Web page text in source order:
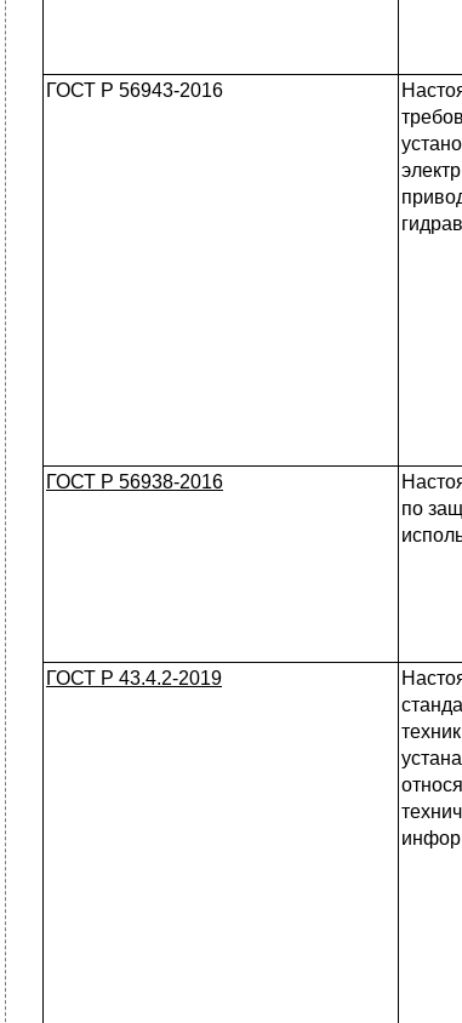
ГОСТ Р 56943-2016
ГОСТ Р 56938-2016
по
ГОСТ Р 43.4.2-2019